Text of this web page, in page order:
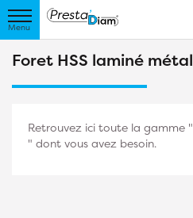
Foret HSS laminé métal
Retrouvez ici toute la gamme "
" dont vous avez besoin.